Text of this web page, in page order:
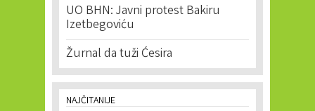
UO BHN: Javni protest Bakiru
Izetbegoviću
Žurnal da tuži Ćesira
NAJČITANIJE